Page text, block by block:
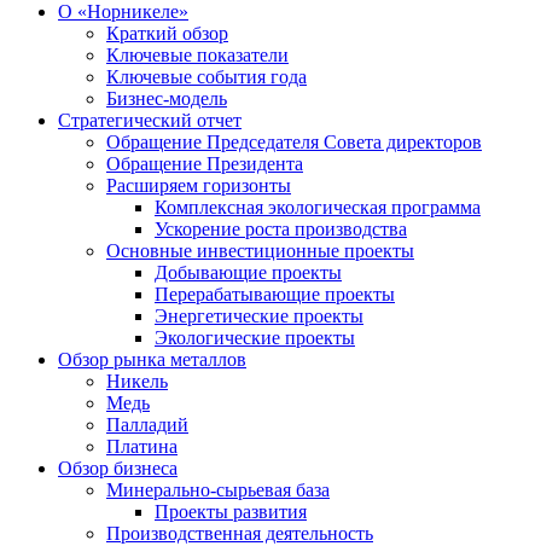
О «Норникеле»
Краткий обзор
Ключевые показатели
Ключевые события года
Бизнес-модель
Стратегический отчет
Обращение Председателя Совета директоров
Обращение Президента
Расширяем горизонты
Комплексная экологическая программа
Ускорение роста производства
Основные инвестиционные проекты
Добывающие проекты
Перерабатывающие проекты
Энергетические проекты
Экологические проекты
Обзор рынка металлов
Никель
Медь
Палладий
Платина
Обзор бизнеса
Минерально-сырьевая база
Проекты развития
Производственная деятельность